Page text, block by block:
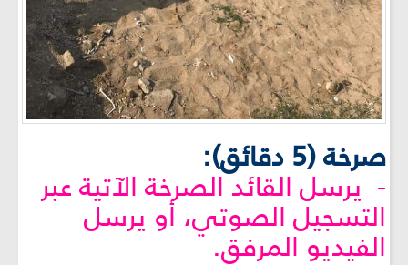
صرخة (5 دقائق):
- يرسل القائد الصرخة الآتية عبر
التسجيل الصوتي، أو يرسل
الفيديو المرفق.